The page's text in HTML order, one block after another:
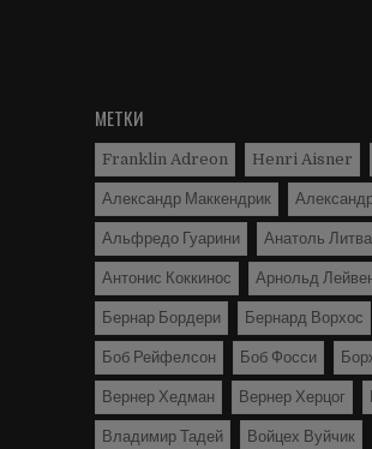
МЕТКИ
Franklin Adreon Henri Aisner
Александр Маккендрик
Альфредо Гуарини Анатоль
Антонис Коккинос Арнольд
Бернар Бордери Бернард Ворхос
Боб Рейфелсон Боб Фосси
Вернер Хедман Вернер Херцог
Владимир Тадей Войцех Вуйчик